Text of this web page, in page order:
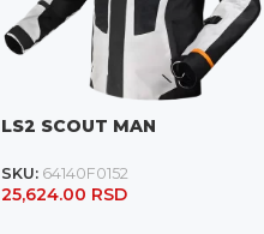
LS2 SCOUT MAN
SKU: 64140F0152
25,624.00 RSD